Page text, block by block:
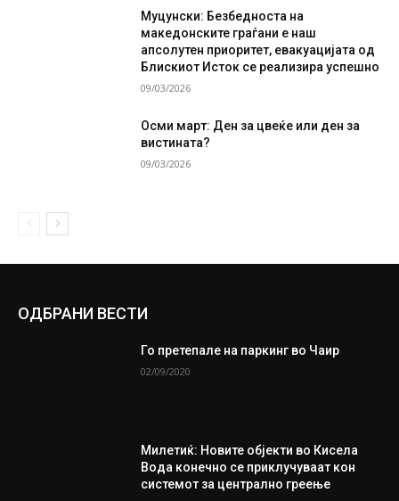
Муцунски: Безбедноста на
македонските граѓани е наш
апсолутен приоритет, евакуацијата од
Блискиот Исток се реализира успешно
09/03/2026
Осми март: Ден за цвеќе или ден за
вистината?
09/03/2026
ОДБРАНИ ВЕСТИ
Го претепале на паркинг во Чаир
02/09/2020
Милетиќ: Новите објекти во Кисела
Вода конечно се приклучуваат кон
системот за централно греење